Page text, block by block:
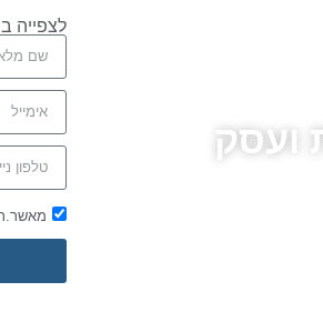
ועסק
לצפייה
מאשר.ת